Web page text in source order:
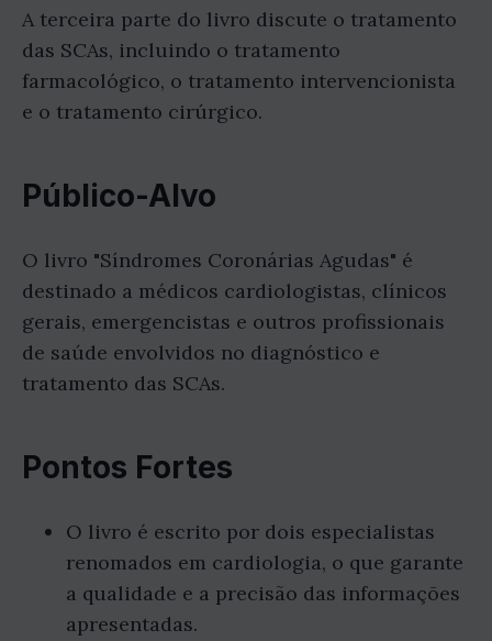
A terceira parte do livro discute o tratamento
das SCAs, incluindo o tratamento
farmacológico, o tratamento intervencionista
e o tratamento cirúrgico.
Público-Alvo
O livro "Síndromes Coronárias Agudas" é
destinado a médicos cardiologistas, clínicos
gerais, emergencistas e outros profissionais
de saúde envolvidos no diagnóstico e
tratamento das SCAs.
Pontos Fortes
O livro é escrito por dois especialistas
renomados em cardiologia, o que garante
a qualidade e a precisão das informações
apresentadas.